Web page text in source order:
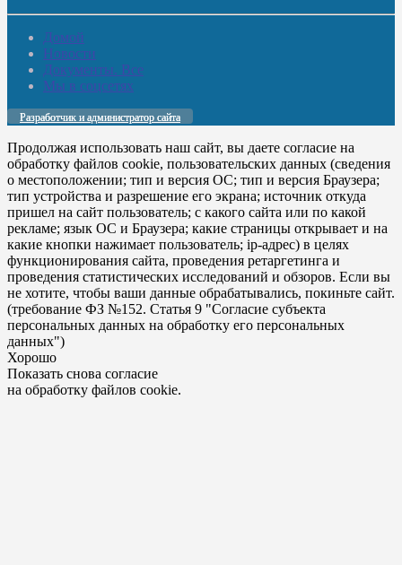
Домой
Новости
Документы. Все
Мы в соцсетях
Разработчик и администратор сайта
Продолжая использовать наш сайт, вы даете согласие на
обработку файлов cookie, пользовательских данных (сведения
о местоположении; тип и версия ОС; тип и версия Браузера;
тип устройства и разрешение его экрана; источник откуда
пришел на сайт пользователь; с какого сайта или по какой
рекламе; язык ОС и Браузера; какие страницы открывает и на
какие кнопки нажимает пользователь; ip-адрес) в целях
функционирования сайта, проведения ретаргетинга и
проведения статистических исследований и обзоров. Если вы
не хотите, чтобы ваши данные обрабатывались, покиньте сайт.
(требование ФЗ №152. Статья 9 "Согласие субъекта
персональных данных на обработку его персональных
данных")
Хорошо
Показать снова согласие
на обработку файлов cookie.